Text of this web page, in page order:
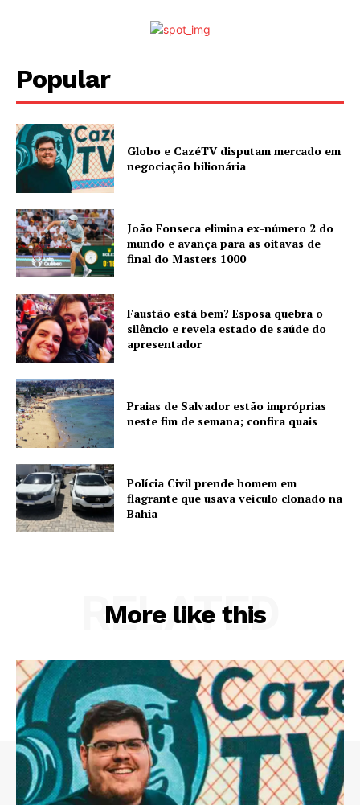
Popular
Globo e CazéTV disputam mercado em
negociação bilionária
João Fonseca elimina ex-número 2 do
mundo e avança para as oitavas de
final do Masters 1000
Faustão está bem? Esposa quebra o
silêncio e revela estado de saúde do
apresentador
Praias de Salvador estão impróprias
neste fim de semana; confira quais
Polícia Civil prende homem em
flagrante que usava veículo clonado na
Bahia
More like this
RELATED